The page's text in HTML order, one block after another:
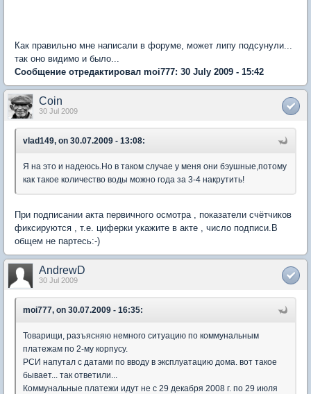
Как правильно мне написали в форуме, может липу подсунули...
так оно видимо и было...
Сообщение отредактировал moi777: 30 July 2009 - 15:42
Coin
30 Jul 2009
vlad149, on 30.07.2009 - 13:08:
Я на это и надеюсь.Но в таком случае у меня они бэушные,потому
как такое количество воды можно года за 3-4 накрутить!
При подписании акта первичного осмотра , показатели счётчиков
фиксируются , т.е. циферки укажите в акте , число подписи.В
общем не партесь:-)
AndrewD
30 Jul 2009
moi777, on 30.07.2009 - 16:35:
Товарищи, разъясняю немного ситуацию по коммунальным
платежам по 2-му корпусу.
РСИ напутал с датами по вводу в эксплуатацию дома. вот такое
бывает... так ответили...
Коммунальные платежи идут не с 29 декабря 2008 г. по 29 июля